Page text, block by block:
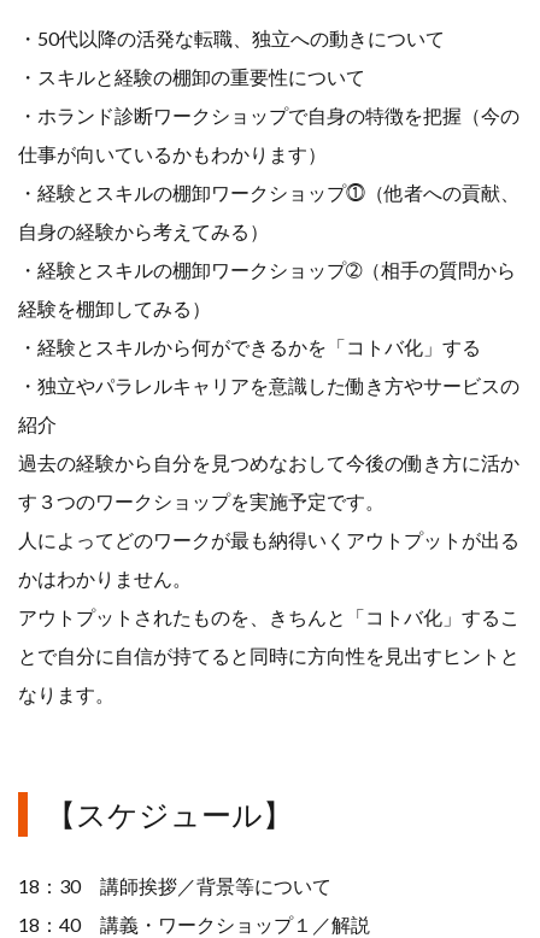
・50代以降の活発な転職、独立への動きについて
・スキルと経験の棚卸の重要性について
・ホランド診断ワークショップで自身の特徴を把握（今の
仕事が向いているかもわかります）
・経験とスキルの棚卸ワークショップ⓵（他者への貢献、
自身の経験から考えてみる）
・経験とスキルの棚卸ワークショップ➁（相手の質問から
経験を棚卸してみる）
・経験とスキルから何ができるかを「コトバ化」する
・独立やパラレルキャリアを意識した働き方やサービスの
紹介
過去の経験から自分を見つめなおして今後の働き方に活か
す３つのワークショップを実施予定です。
人によってどのワークが最も納得いくアウトプットが出る
かはわかりません。
アウトプットされたものを、きちんと「コトバ化」するこ
とで自分に自信が持てると同時に方向性を見出すヒントと
なります。
【スケジュール】
18：30 講師挨拶／背景等について
18：40 講義・ワークショップ１／解説